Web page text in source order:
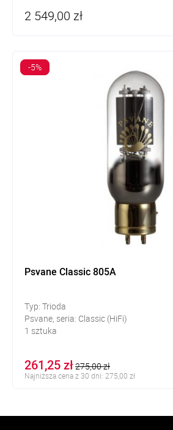
2 549,00 zł
Psvane Classic 805A
Typ: Trioda
Psvane, seria: Classic (HiFi)
1 sztuka
261,25 zł275,00 zł
Najniższa cena z 30 dni: 275,00 zł
-5%